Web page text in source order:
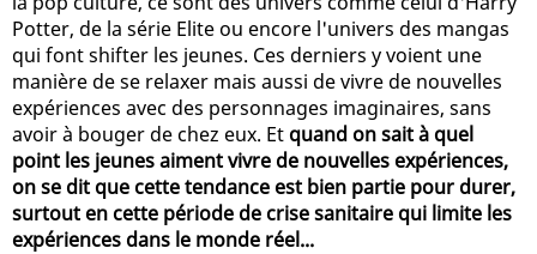
Potter, de la série Elite ou encore l'univers des mangas
qui font shifter les jeunes. Ces derniers y voient une
manière de se relaxer mais aussi de vivre de nouvelles
expériences avec des personnages imaginaires, sans
avoir à bouger de chez eux. Et quand on sait à quel
point les jeunes aiment vivre de nouvelles expériences,
on se dit que cette tendance est bien partie pour durer,
surtout en cette période de crise sanitaire qui limite les
expériences dans le monde réel...